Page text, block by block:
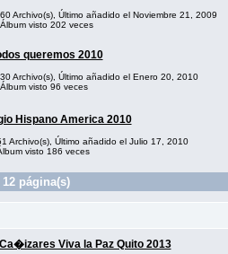
60 Archivo(s), Último añadido el Noviembre 21, 2009
Álbum visto 202 veces
queremos 2010
30 Archivo(s), Último añadido el Enero 20, 2010
Álbum visto 96 veces
Hispano America 2010
Archivo(s), Último añadido el Julio 17, 2010
visto 186 veces
página(s)
Viva la Paz Quito 2013